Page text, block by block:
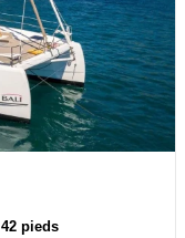
42 pieds